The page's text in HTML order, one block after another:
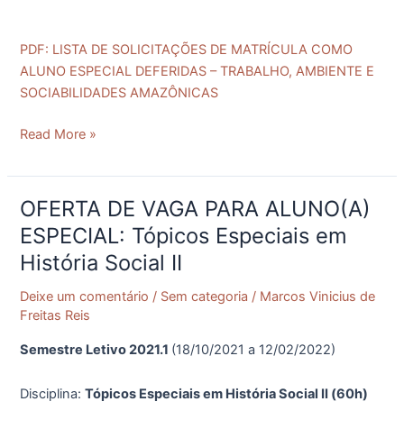
PDF: LISTA DE SOLICITAÇÕES DE MATRÍCULA COMO
ALUNO ESPECIAL DEFERIDAS – TRABALHO, AMBIENTE E
SOCIABILIDADES AMAZÔNICAS
Read More »
OFERTA DE VAGA PARA ALUNO(A)
ESPECIAL: Tópicos Especiais em
História Social II
Deixe um comentário / Sem categoria / Marcos Vinicius de
Freitas Reis
Semestre Letivo 2021.1 (18/10/2021 a 12/02/2022)
Disciplina:Tópicos Especiais em História Social II (60h)
OFERTA
DE
VAGA
PARA
ALUNO(A)
ESPECIAL:
Especiais
História